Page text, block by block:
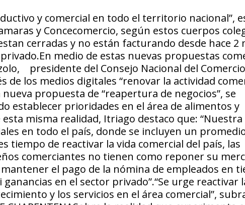
y comercial en todo el territorio nacional”,
y Concecomercio, según estos cuerpos
cerradas y no están facturando desde hace 2
medio de estas nuevas propuestas
presidente del Consejo Nacional del
de los medios digitales “renovar la actividad
propuesta de “reapertura de negocios”, se
establecer prioridades en el área de alimentos y
misma realidad, Itriago destaco que: “Nuestra
en todo el país, donde se incluyen un
tiempo de reactivar la vida comercial del país, las
comerciantes no tienen como reponer su
el pago de la nómina de empleados en
en el sector privado”.“Se urge reactivar
y los servicios en el área comercial”,